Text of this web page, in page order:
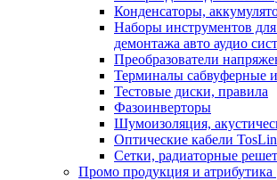
Конденсаторы,
Наборы инструментов
демонтажа авто аудио
Преобразователи
Терминалы сабвуферные
Тестовые диски, правила
Фазоинверторы
Шумоизоляция,
Оптические кабели
Сетки, радиаторные
Промо продукция и атрибутика